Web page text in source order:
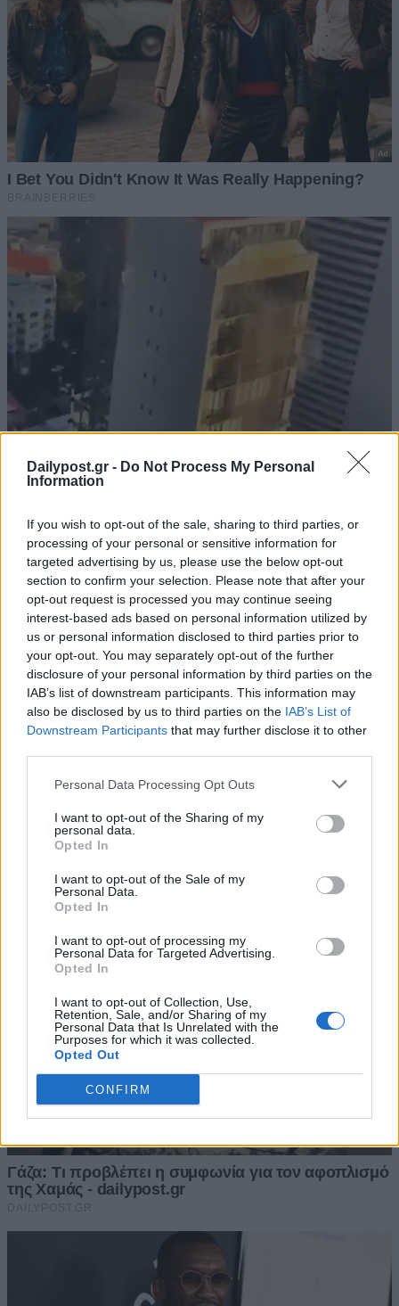
Dailypost.gr - Do Not Process My Personal
Information
If you wish to opt-out of the sale, sharing to third parties, or
processing of your personal or sensitive information for
targeted advertising by us, please use the below opt-out
section to confirm your selection. Please note that after your
opt-out request is processed you may continue seeing
interest-based ads based on personal information utilized by
us or personal information disclosed to third parties prior to
your opt-out. You may separately opt-out of the further
disclosure of your personal information by third parties on the
IAB’s list of downstream participants. This information may
also be disclosed by us to third parties on the IAB’s List of
Downstream Participants that may further disclose it to other
Personal Data Processing Opt Outs
I want to opt-out of the Sharing of my
personal data.
Opted In
I want to opt-out of the Sale of my
Personal Data.
Opted In
I want to opt-out of processing my
Personal Data for Targeted Advertising.
Opted In
I want to opt-out of Collection, Use,
Retention, Sale, and/or Sharing of my
Personal Data that Is Unrelated with the
Purposes for which it was collected.
Opted Out
CONFIRM